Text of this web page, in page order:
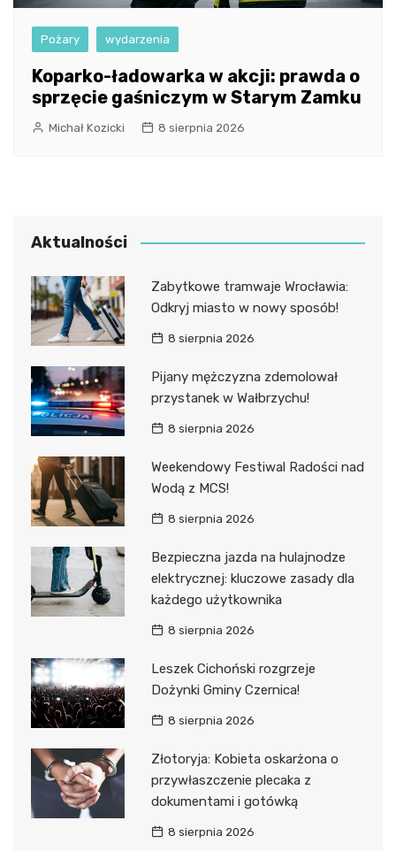
Pożary wydarzenia
Koparko-ładowarka w akcji: prawda o
sprzęcie gaśniczym w Starym Zamku
Michał Kozicki 8 sierpnia 2026
Aktualności
Zabytkowe tramwaje Wrocławia:
Odkryj miasto w nowy sposób!
8 sierpnia 2026
Pijany mężczyzna zdemolował
przystanek w Wałbrzychu!
8 sierpnia 2026
Weekendowy Festiwal Radości nad
Wodą z MCS!
8 sierpnia 2026
Bezpieczna jazda na hulajnodze
elektrycznej: kluczowe zasady dla
każdego użytkownika
8 sierpnia 2026
Leszek Cichoński rozgrzeje
Dożynki Gminy Czernica!
8 sierpnia 2026
Złotoryja: Kobieta oskarżona o
przywłaszczenie plecaka z
dokumentami i gotówką
8 sierpnia 2026